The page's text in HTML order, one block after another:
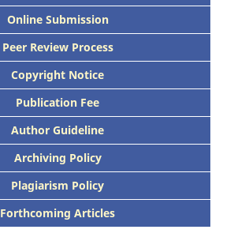
Online Submission
Peer Review Process
Copyright Notice
Publication Fee
Author Guideline
Archiving Policy
Plagiarism Policy
Forthcoming Articles